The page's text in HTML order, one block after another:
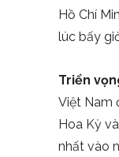
Hồ Chí
lúc bấy
Triển
Việt Nam
Hoa Kỳ
nhất vào